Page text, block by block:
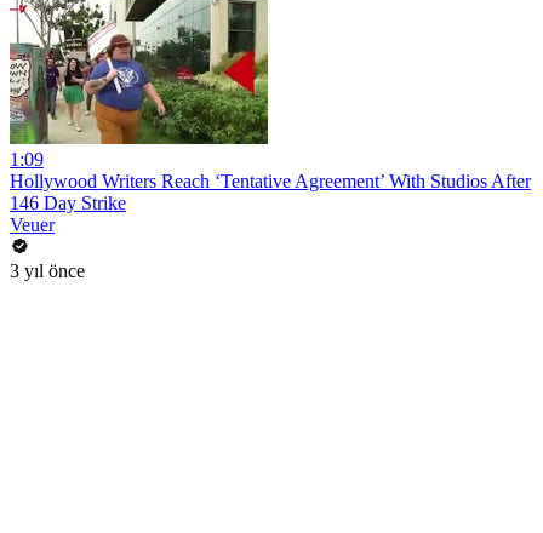
1:09
Hollywood Writers Reach ‘Tentative Agreement’ With Studios After
146 Day Strike
Veuer
3 yıl önce